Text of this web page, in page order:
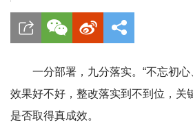
一分部署，九分落实。“不忘初
效果好不好，整改落实到不到位，关
是否取得真成效。